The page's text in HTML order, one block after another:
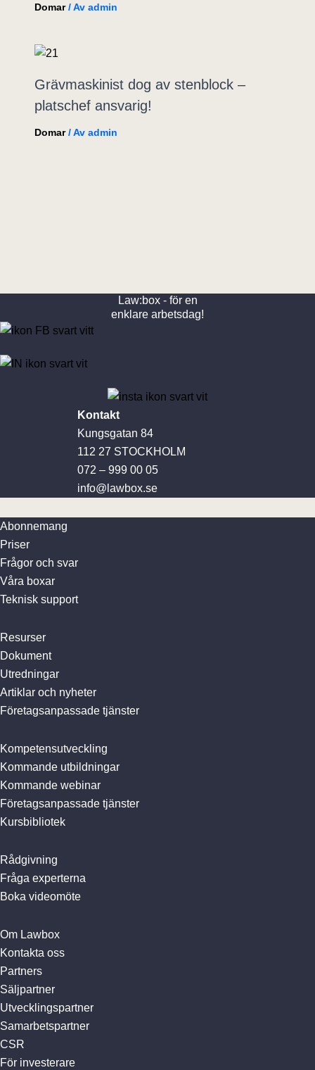
Domar/ Av admin
Grävmaskinist dog av stenblock –
platschef ansvarig!
Domar/ Av admin
Law:box - för en
enklare arbetsdag!
Kontakt
Kungsgatan 84
112 27 STOCKHOLM
072 – 999 00 05
info@lawbox.se
Abonnemang
Priser
Frågor och svar
Våra boxar
Teknisk support
Resurser
Dokument
Utredningar
Artiklar och nyheter
Företagsanpassade tjänster
Kompetensutveckling
Kommande utbildningar
Kommande webinar
Företagsanpassade tjänster
Kursbibliotek
Rådgivning
Fråga experterna
Boka videomöte
Om Lawbox
Kontakta oss
Partners
Säljpartner
Utvecklingspartner
Samarbetspartner
CSR
För investerare